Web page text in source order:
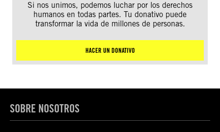
Si nos unimos, podemos luchar por los derechos
humanos en todas partes. Tu donativo puede
transformar la vida de millones de personas.
HACER UN DONATIVO
SOBRE NOSOTROS